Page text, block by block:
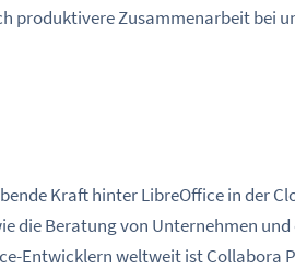
produktivere Zusammenarbeit bei
Kraft hinter LibreOffice in der
die Beratung von Unternehmen
Entwicklern weltweit ist